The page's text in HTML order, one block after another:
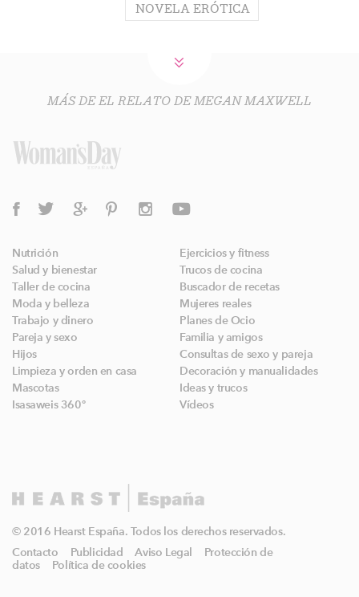
NOVELA ERÓTICA
MÁS DE EL RELATO DE MEGAN MAXWELL
Nutrición
Ejercicios y fitness
Salud y bienestar
Trucos de cocina
Taller de cocina
Buscador de recetas
Moda y belleza
Mujeres reales
Trabajo y dinero
Planes de Ocio
Pareja y sexo
Familia y amigos
Hijos
Consultas de sexo y pareja
Limpieza y orden en casa
Decoración y manualidades
Mascotas
Ideas y trucos
Isasaweis 360º
Vídeos
© 2016 Hearst España. Todos los derechos reservados.
Contacto
Publicidad Aviso Legal
Protección de
datos
Política de cookies